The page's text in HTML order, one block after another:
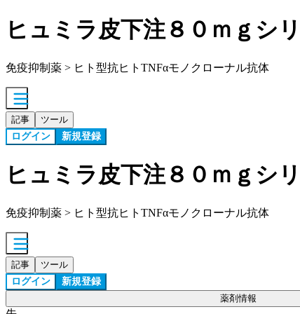
ヒュミラ皮下注８０ｍｇシ
免疫抑制薬 > ヒト型抗ヒトTNFαモノクローナル抗体
記事 ツール
ログイン 新規登録
ヒュミラ皮下注８０ｍｇシ
免疫抑制薬 > ヒト型抗ヒトTNFαモノクローナル抗体
記事 ツール
ログイン 新規登録
薬剤情報